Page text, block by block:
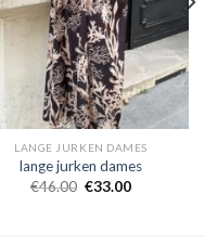
LANGE JURKEN DAMES
lange jurken dames
€46.00 €33.00